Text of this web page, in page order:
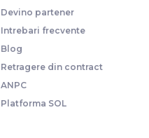
Devino partener
Intrebari frecvente
Blog
Retragere din contract
ANPC
Platforma SOL